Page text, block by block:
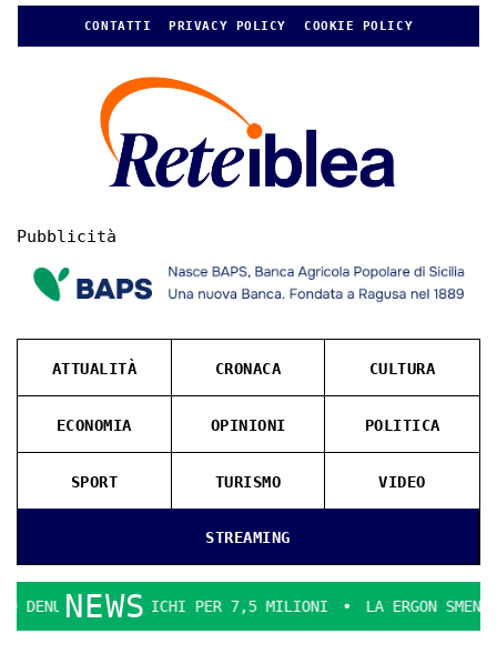
CONTATTI PRIVACY POLICY COOKIE POLICY
Pubblicità
STREAMING
ATTUALITÀ CRONACA CULTURA
ECONOMIA OPINIONI POLITICA
SPORT TURISMO VIDEO
NEWS
PER 7,5 MILIONI LA ERGON SMENTICE LA